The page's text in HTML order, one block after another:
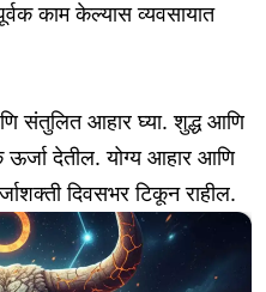
काम केल्यास व्यवसायात
संतुलित आहार घ्या. शुद्ध आणि
ऊर्जा देतील. योग्य आहार आणि
दिवसभर टिकून राहील.